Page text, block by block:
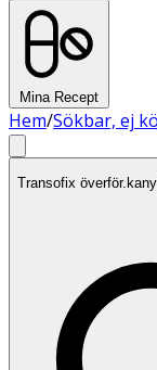
Mina Recept
Hem/Sökbar, ej
Transofix